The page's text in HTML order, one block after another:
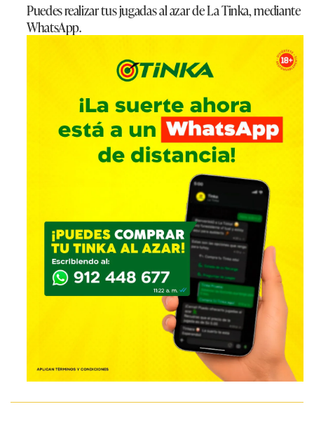
Puedes realizar tus jugadas al azar de La Tinka, mediante
WhatsApp.